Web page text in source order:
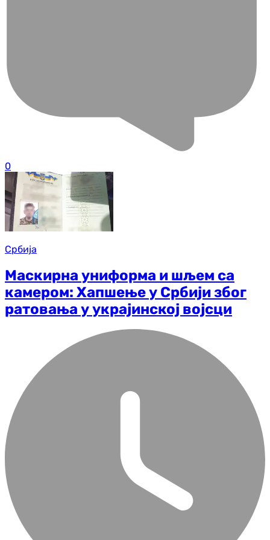
0
Србија
Маскирна униформа и шљем са
камером: Хапшење у Србији због
ратовања у украјинској војсци